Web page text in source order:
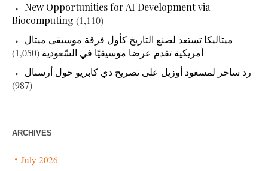
New Opportunities for AI Development via
Biocomputing (1,110)
ميتاليكا تستعد لصنع التاريخ كأول فرقة موسيقى ميتال
أمريكية تقدم عرضا موسيقيًا في السّعودية (1,050)
رد ساخر لمسعود أوزيل على تصريح دي كابريو حول أرسنال
(987)
ARCHIVES
July 2026